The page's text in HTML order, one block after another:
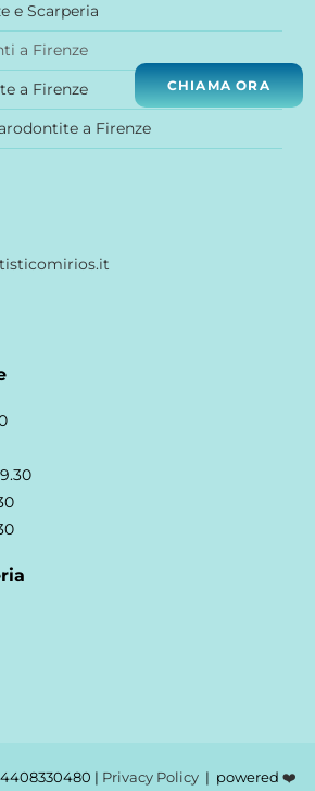
CHIAMA ORA
e Scarperia
a Firenze
a Firenze
a Firenze
| Privacy Policy| powered ❤️